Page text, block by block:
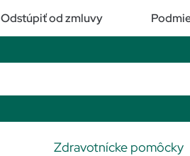
Odstúpiť od zmluvy
Zdravotnícke pomôcky